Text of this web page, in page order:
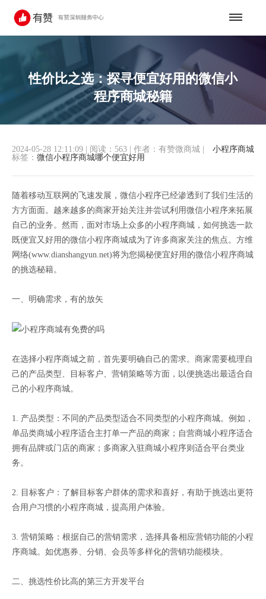
性价比之选：探寻便宜好用的微信小
程序商城秘籍
小程序商城
2024-05-28 12:11:09 阅读：563 作者：有赞微商城
标签： 微信小程序商城哪个便宜好用
随着移动互联网的飞速发展，微信小程序已经渗透到了我们生活的
方方面面。越来越多的商家开始关注并尝试利用微信小程序来拓展
自己的业务。然而，面对市场上众多的小程序商城，如何挑选一款
既便宜又好用的微信小程序商城成为了许多商家关注的焦点。方维
网络(www.dianshangyun.net)将为您揭秘便宜好用的微信小程序商城
的挑选秘籍。
一、明确需求，有的放矢
在选择小程序商城之前，首先要明确自己的需求。商家需要梳理自
己的产品类型、目标客户、营销策略等方面，以便挑选出最适合自
己的小程序商城。
1. 产品类型：不同的产品类型适合不同类型的小程序商城。例如，
单品类商城小程序适合主打单一产品的商家；自营商城小程序适合
拥有品牌或门店的商家；多商家入驻商城小程序则适合平台类业
务。
2. 目标客户：了解目标客户群体的需求和喜好，有助于挑选出更符
合用户习惯的小程序商城，提高用户体验。
3. 营销策略：根据自己的营销需求，选择具备相应营销功能的小程
序商城。如优惠券、分销、会员等多样化的营销功能模块。
二、挑选性价比高的第三方开发平台